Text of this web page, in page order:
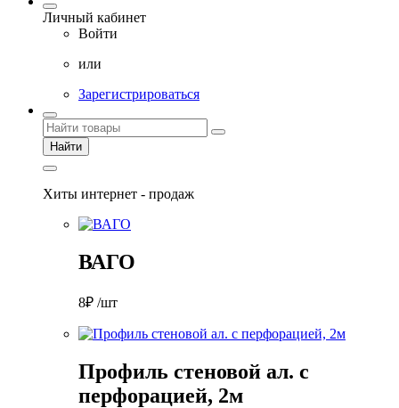
Личный кабинет
Войти
или
Зарегистрироваться
Найти
Хиты интернет - продаж
ВАГО
8₽ /шт
Профиль стеновой ал. с
перфорацией, 2м